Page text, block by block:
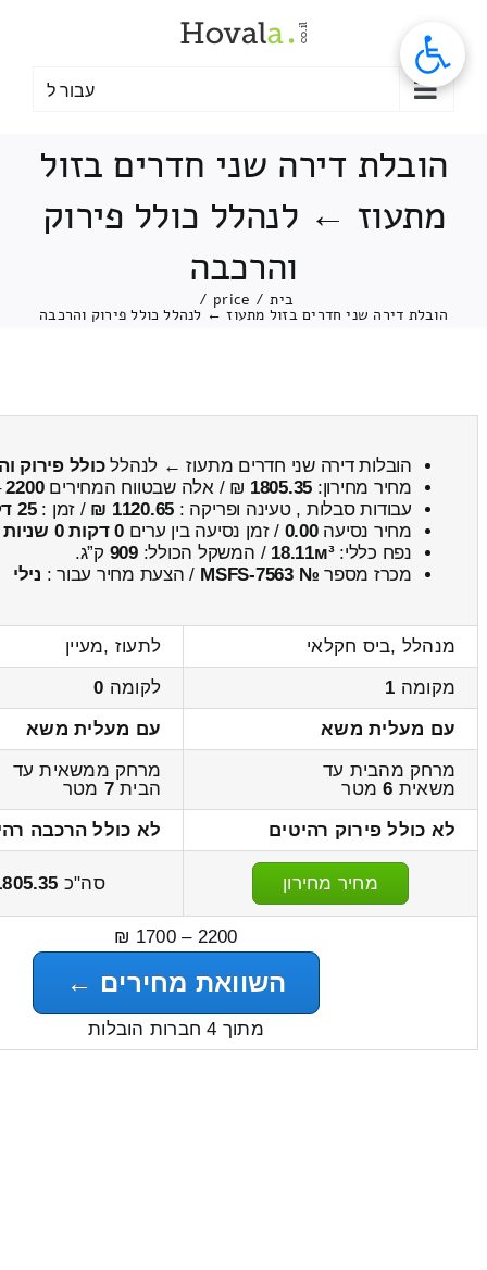
עבור ל
הובלת דירה שני חדרים בזול
מתעוז ← לנהלל כולל פירוק
והרכבה
בית /
price
/
הובלת דירה שני חדרים בזול מתעוז ← לנהלל כולל פירוק והרכבה
הובלות דירה שני חדרים מתעוז ← לנהללכולל פירוק
מחיר מחירון: 1805.35 ₪ / אלה שבטווח המחירים2200
עבודות סבלות , טעינה ופריקה : 1120.65 ₪ / זמן :25 דקות 37 שניות
מחיר נסיעה0.00 / זמן נסיעה בין ערים0 דקות 0 שניות
נפח כללי:18.11м³ / המשקל הכולל:909 ק”ג.
מכרז מספר № MSFS-7563 / הצעת מחיר עבור : נילי
מנהלל ,ביס חקלאי
לתעוז ,מעיין
מקומה 1 לקומה 0
עם מעלית משא
עם מעלית משא
מרחק מהבית עד
משאית 6מטר
מרחק ממשאית עד
הבית7 מטר
לא כולל פירוק רהיטים
לא כולל הרכבה
מחיר מחירון סה"כ
2200 – 1700 ₪
השוואת מחירים ←
מתוך 4 חברות הובלות